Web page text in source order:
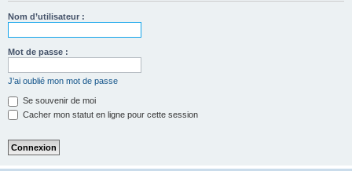
Nom d’utilisateur :
Mot de passe :
J’ai oublié mon mot de passe
Se souvenir de moi
Cacher mon statut en ligne pour cette session